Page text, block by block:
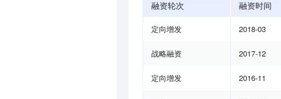
融资轮次 融资时间
定向增发 2018-03
战略融资 2017-12
定向增发 2016-11